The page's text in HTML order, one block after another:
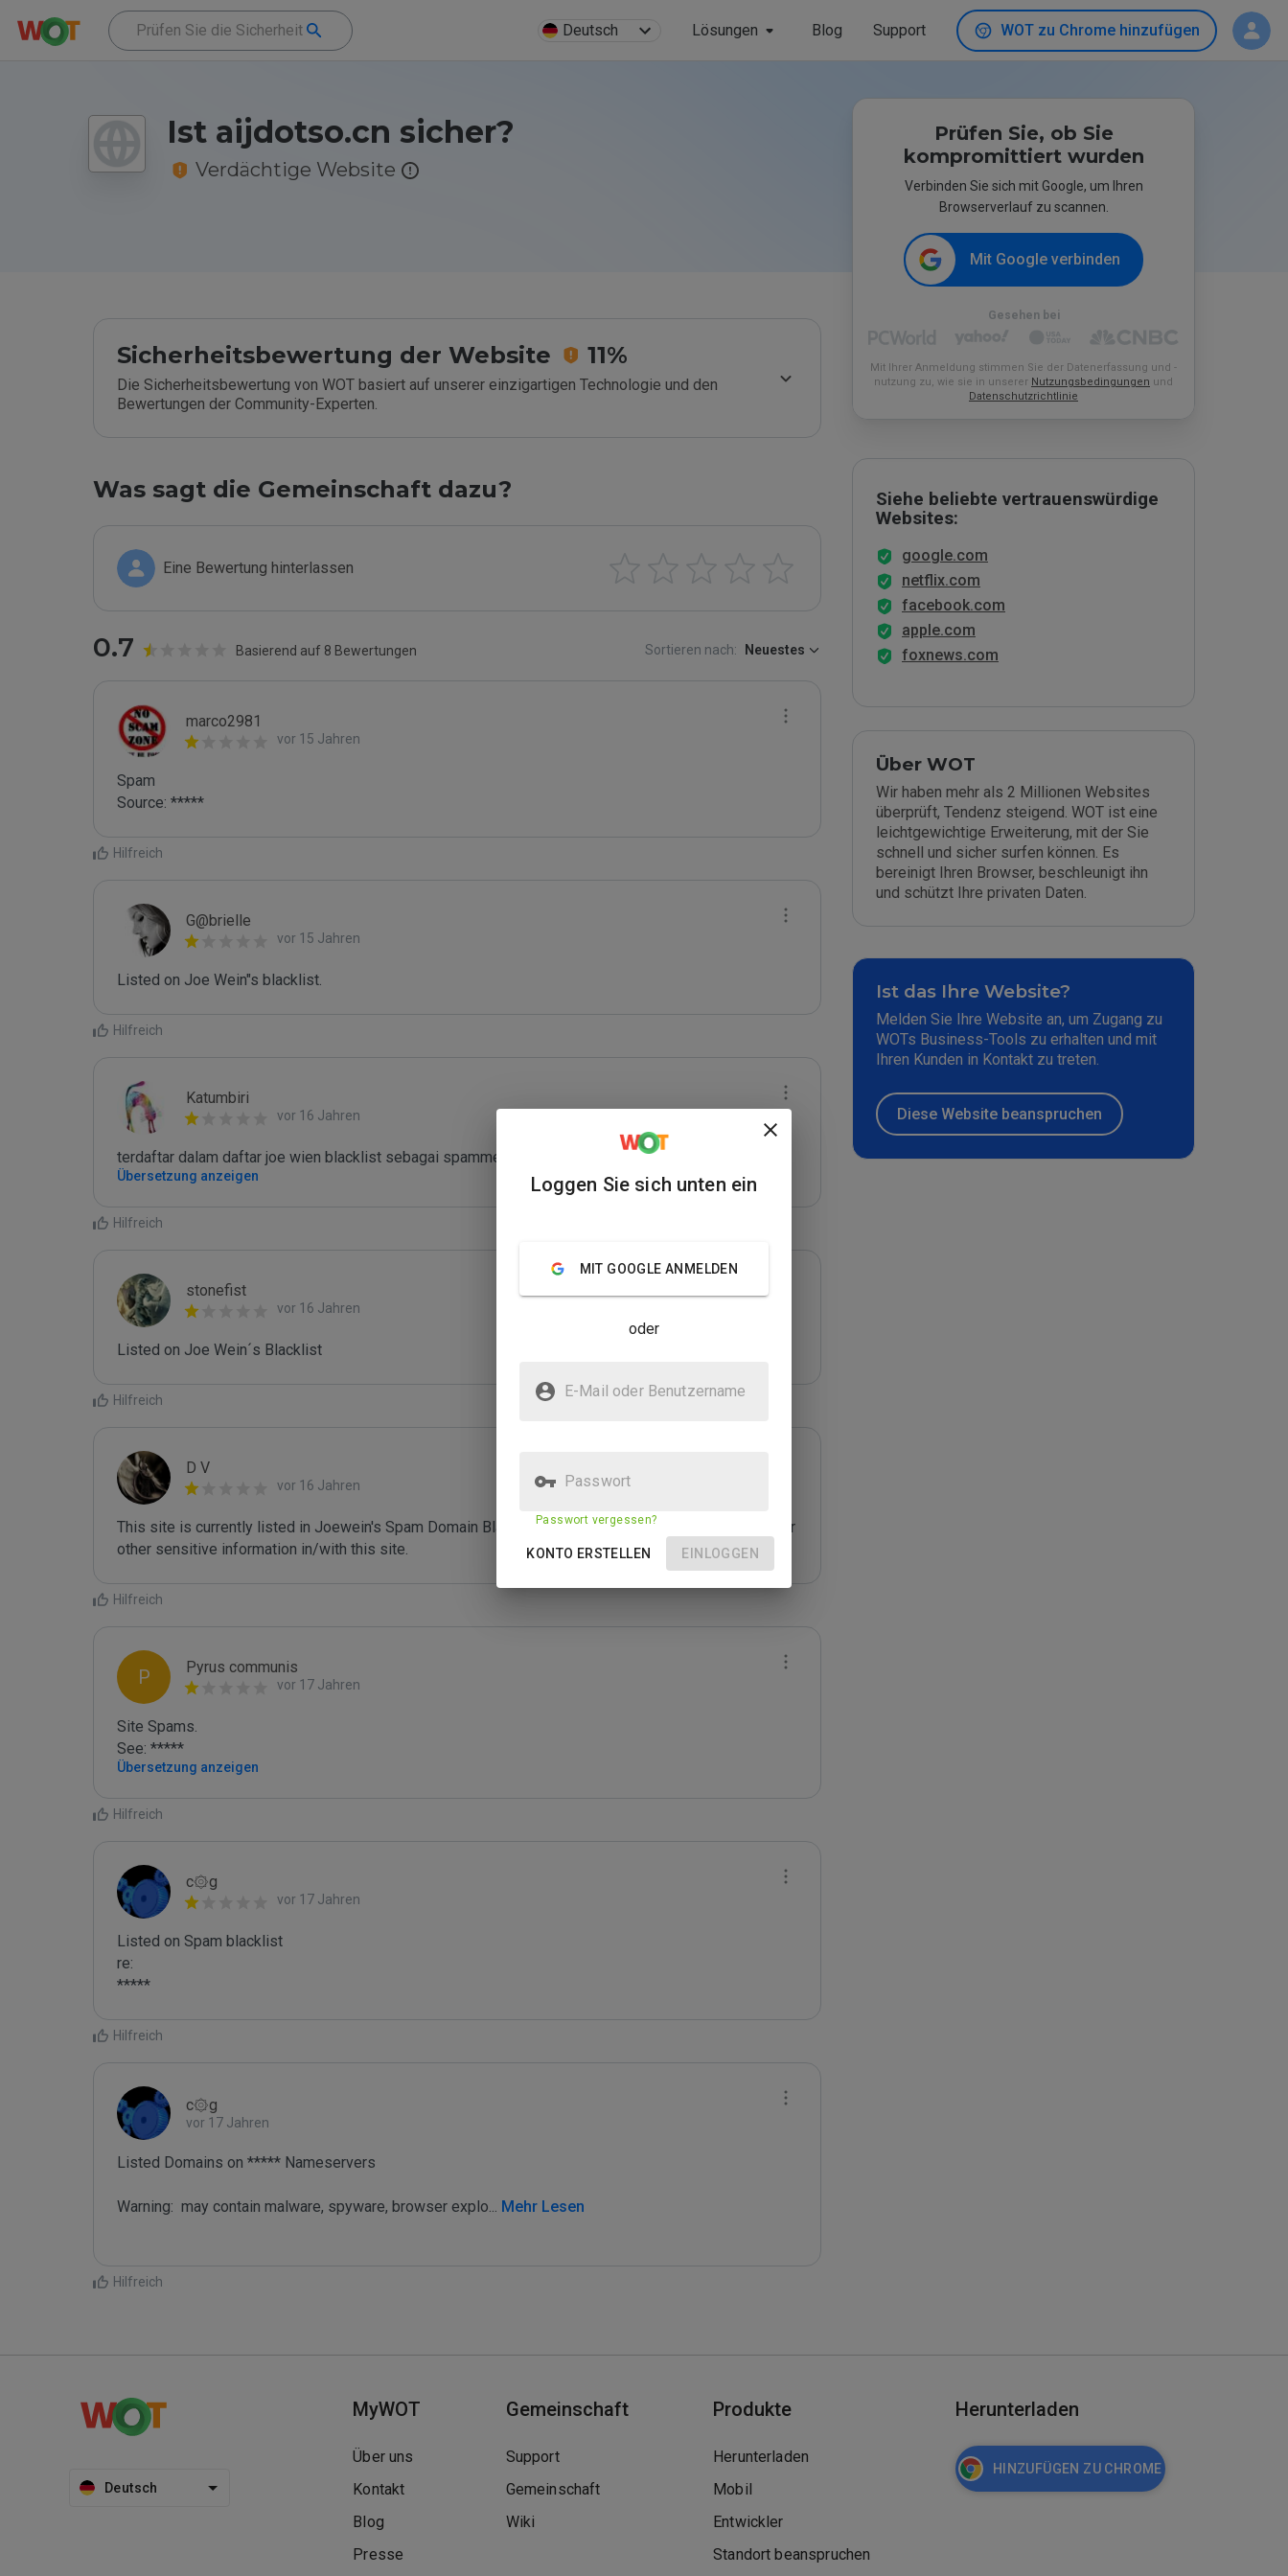
Deutsch Lösungen Blog Support WOT zu Chrome hinzufügen
Ist aijdotso.cn sicher?
Verdächtige Website
Sicherheitsbewertung der Website 11%
Die Sicherheitsbewertung von WOT basiert auf unserer einzigartigen Technologie und den
Bewertungen der Community-Experten.
Was sagt die Gemeinschaft dazu?
Eine Bewertung hinterlassen
0.7 Basierend auf 8 Bewertungen Sortieren nach: Neuestes
marco2981
vor 15 Jahren
Spam
Source: *****
Hilfreich
G@brielle
vor 15 Jahren
Listed on Joe Wein"s blacklist.
Hilfreich
Katumbiri
vor 16 Jahren
terdaftar dalam daftar joe wien blacklist sebagai spammer
Übersetzung anzeigen
Hilfreich
stonefist
vor 16 Jahren
Listed on Joe Wein´s Blacklist
Hilfreich
D V
vor 16 Jahren
This site is currently listed in Joewein's Spam Domain Blacklist. Do not provide/share any personal or
other sensitive information in/with this site.
Hilfreich
P Pyrus communis
vor 17 Jahren
Site Spams.
See: *****
Übersetzung anzeigen
Hilfreich
c۞g
vor 17 Jahren
Listed on Spam blacklist
re:
*****
Hilfreich
c۞g
vor 17 Jahren
Listed Domains on ***** Nameservers
Warning:  may contain malware, spyware, browser explo... Mehr Lesen
Hilfreich
Prüfen Sie, ob Sie
kompromittiert wurden
Verbinden Sie sich mit Google, um Ihren
Browserverlauf zu scannen.
Mit Google verbinden
Gesehen bei
Mit Ihrer Anmeldung stimmen Sie der Datenerfassung und -
nutzung zu, wie sie in unserer Nutzungsbedingungen und
Datenschutzrichtlinie
Siehe beliebte vertrauenswürdige
Websites:
google.com
netflix.com
facebook.com
apple.com
foxnews.com
Über WOT
Wir haben mehr als 2 Millionen Websites
überprüft, Tendenz steigend. WOT ist eine
leichtgewichtige Erweiterung, mit der Sie
schnell und sicher surfen können. Es
bereinigt Ihren Browser, beschleunigt ihn
und schützt Ihre privaten Daten.
Ist das Ihre Website?
Melden Sie Ihre Website an, um Zugang zu
WOTs Business-Tools zu erhalten und mit
Ihren Kunden in Kontakt zu treten.
Diese Website beanspruchen
Deutsch
MyWOT
Über uns
Kontakt
Blog
Presse
Gemeinschaft
Support
Gemeinschaft
Wiki
Produkte
Herunterladen
Mobil
Entwickler
Standort beanspruchen
Herunterladen
HINZUFÜGEN ZU CHROME
Loggen Sie sich unten ein
MIT GOOGLE ANMELDEN
oder
E-Mail oder Benutzername
Passwort
Passwort vergessen?
KONTO ERSTELLEN EINLOGGEN